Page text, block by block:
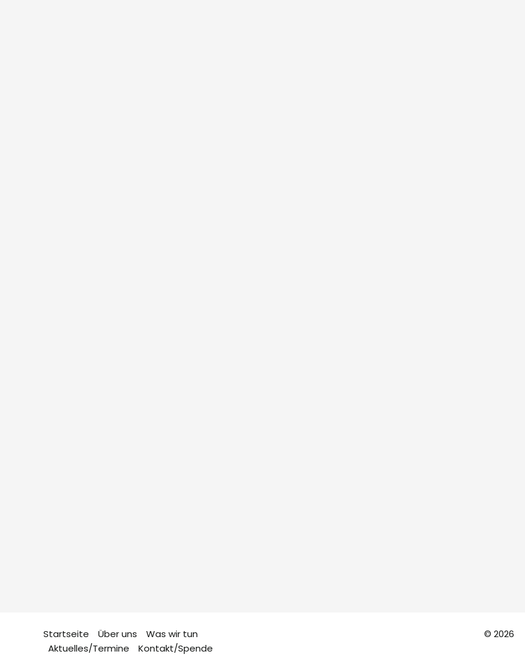
Startseite Über uns
Was wir tun
Aktuelles/Termine
Kontakt/Spende
© 2026